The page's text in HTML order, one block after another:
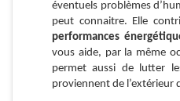
éventuels problèmes
peut connaitre. Elle
performances
vous aide, par la même
permet aussi de lutter
proviennent de l’extérieur